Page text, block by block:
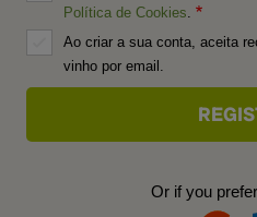
Política de Cookies
Ao criar a sua conta, aceita
vinho por email.
Or if you